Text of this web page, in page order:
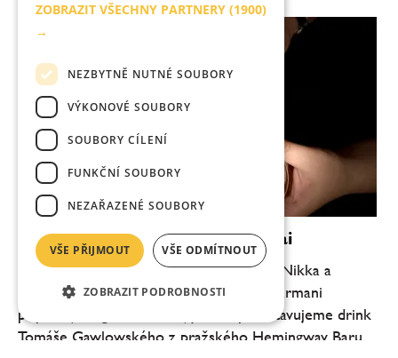
Nikka Cocktail Challenge: Bonsai
V koktejlovém seriálu japonské legendy Nikka a
magazínu VisitChef, ve kterém vybraní barmani
připravují originální koktejly, dnes představujeme drink
Tomáše Gawlowského z pražského Hemingway Baru....
ZOBRAZIT VŠECHNY PARTNERY (1900)
→
NEZBYTNĚ NUTNÉ SOUBORY
VÝKONOVÉ SOUBORY
SOUBORY CÍLENÍ
FUNKČNÍ SOUBORY
NEZAŘAZENÉ SOUBORY
VŠE PŘIJMOUT VŠE ODMÍTNOUT
ZOBRAZIT PODROBNOSTI